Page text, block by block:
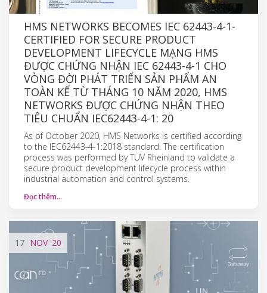
HMS NETWORKS BECOMES IEC 62443-4-1-
CERTIFIED FOR SECURE PRODUCT
DEVELOPMENT LIFECYCLE MẠNG HMS
ĐƯỢC CHỨNG NHẬN IEC 62443-4-1 CHO
VÒNG ĐỜI PHÁT TRIỂN SẢN PHẨM AN
TOÀN KỂ TỪ THÁNG 10 NĂM 2020, HMS
NETWORKS ĐƯỢC CHỨNG NHẬN THEO
TIÊU CHUẨN IEC62443-4-1: 20
As of October 2020, HMS Networks is certified according
to the IEC62443-4-1:2018 standard. The certification
process was performed by TÜV Rheinland to validate a
secure product development lifecycle process within
industrial automation and control systems.
Đọc thêm…
17 NOV'20